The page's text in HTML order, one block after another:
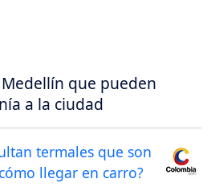
que pueden
a la ciudad